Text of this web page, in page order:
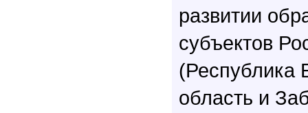
развитии
субъектов
(Республика
область и